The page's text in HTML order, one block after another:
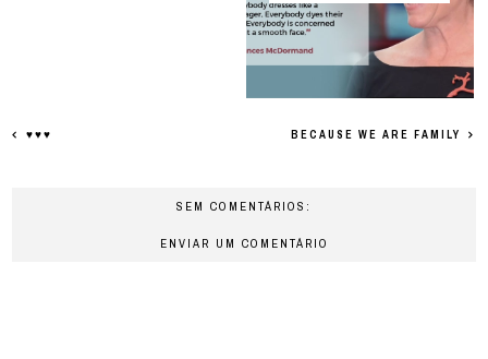
♥♥♥ BECAUSE WE ARE FAMILY
SEM COMENTÁRIOS:
ENVIAR UM COMENTÁRIO